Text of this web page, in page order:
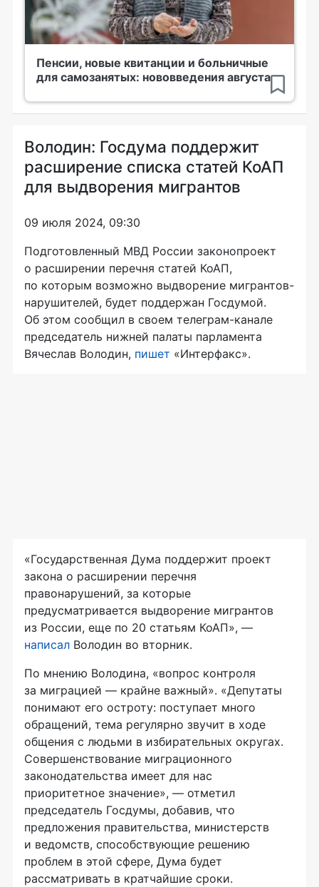
Пенсии, новые квитанции и больничные
для самозанятых: нововведения августа
Володин: Госдума поддержит
расширение списка статей КоАП
для выдворения мигрантов
09 июля 2024, 09:30
Подготовленный МВД России законопроект
о расширении перечня статей КоАП,
по которым возможно выдворение мигрантов-
нарушителей, будет поддержан Госдумой.
Об этом сообщил в своем телеграм-канале
председатель нижней палаты парламента
Вячеслав Володин, пишет «Интерфакс».
«Государственная Дума поддержит проект
закона о расширении перечня
правонарушений, за которые
предусматривается выдворение мигрантов
из России, еще по 20 статьям КоАП», —
написал Володин во вторник.
По мнению Володина, «вопрос контроля
за миграцией — крайне важный». «Депутаты
понимают его остроту: поступает много
обращений, тема регулярно звучит в ходе
общения с людьми в избирательных округах.
Совершенствование миграционного
законодательства имеет для нас
приоритетное значение», — отметил
председатель Госдумы, добавив, что
предложения правительства, министерств
и ведомств, способствующие решению
проблем в этой сфере, Дума будет
рассматривать в кратчайшие сроки.